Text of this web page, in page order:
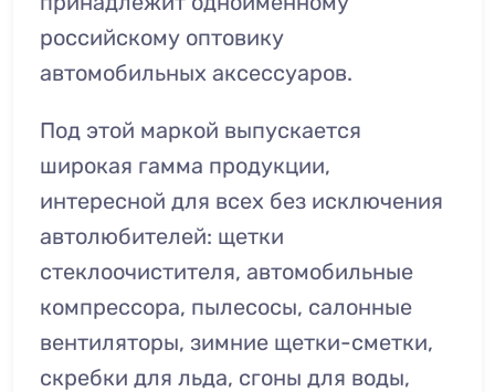
российскому оптовику
автомобильных аксессуаров.
Под этой маркой выпускается
широкая гамма продукции,
интересной для всех без исключения
автолюбителей: щетки
стеклоочистителя, автомобильные
компрессора, пылесосы, салонные
вентиляторы, зимние щетки-сметки,
скребки для льда, сгоны для воды,